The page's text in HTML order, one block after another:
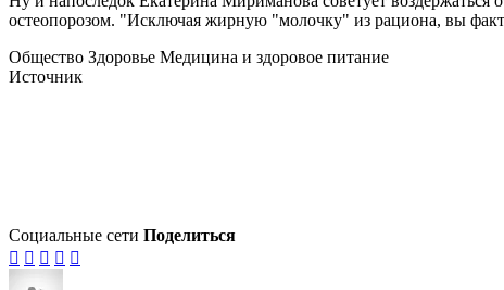
остеопорозом. "Исключая жирную "молочку" из рациона, вы
Общество Здоровье Медицина и здоровое питание
Источник
Социальные сети Поделиться
    